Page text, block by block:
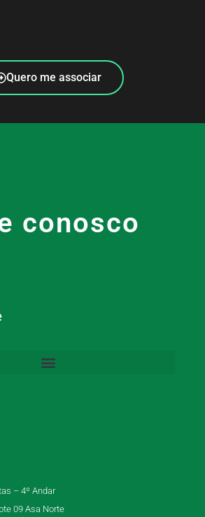
Quero me associar
conosco
– 4º Andar
09 Asa Norte